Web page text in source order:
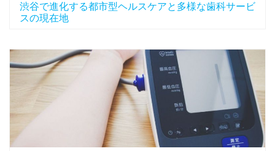
渋谷で進化する都市型ヘルスケアと多様な歯科サービ
スの現在地